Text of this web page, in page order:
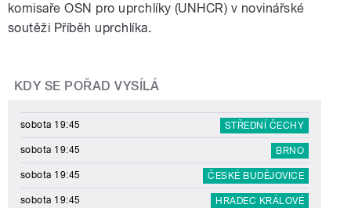
komisaře OSN pro uprchlíky (UNHCR) v novinářské
soutěži Příběh uprchlíka.
KDY SE POŘAD VYSÍLÁ
sobota 19:45 STŘEDNÍ ČECHY
sobota 19:45 BRNO
sobota 19:45 ČESKÉ BUDĚJOVICE
sobota 19:45 HRADEC KRÁLOVÉ